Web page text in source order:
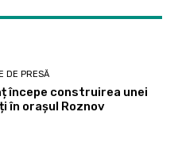
DE PRESĂ
începe construirea unei
în orașul Roznov